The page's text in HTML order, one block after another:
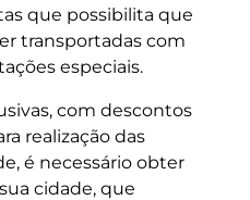
que possibilita que
transportadas com
especiais.
com descontos
realização das
é necessário obter
cidade, que